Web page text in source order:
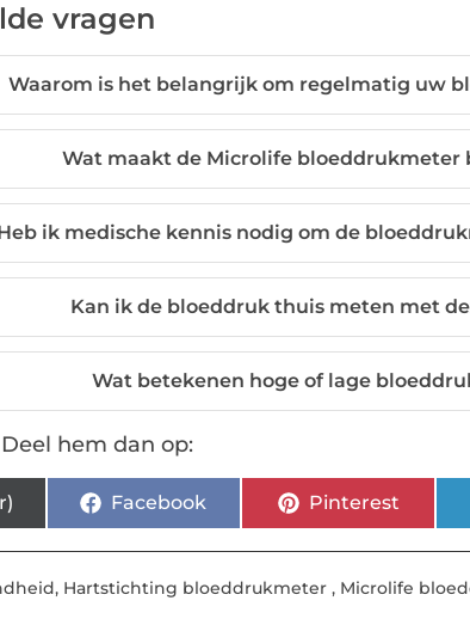
vragen
Waarom is het belangrijk om regelmatig uw
Wat maakt de Microlife bloeddrukmeter
ik medische kennis nodig om de
Kan ik de bloeddruk thuis meten met
Wat betekenen hoge of lage
hem dan op:
Facebook Pinterest
, Hartstichting bloeddrukmeter , Microlife